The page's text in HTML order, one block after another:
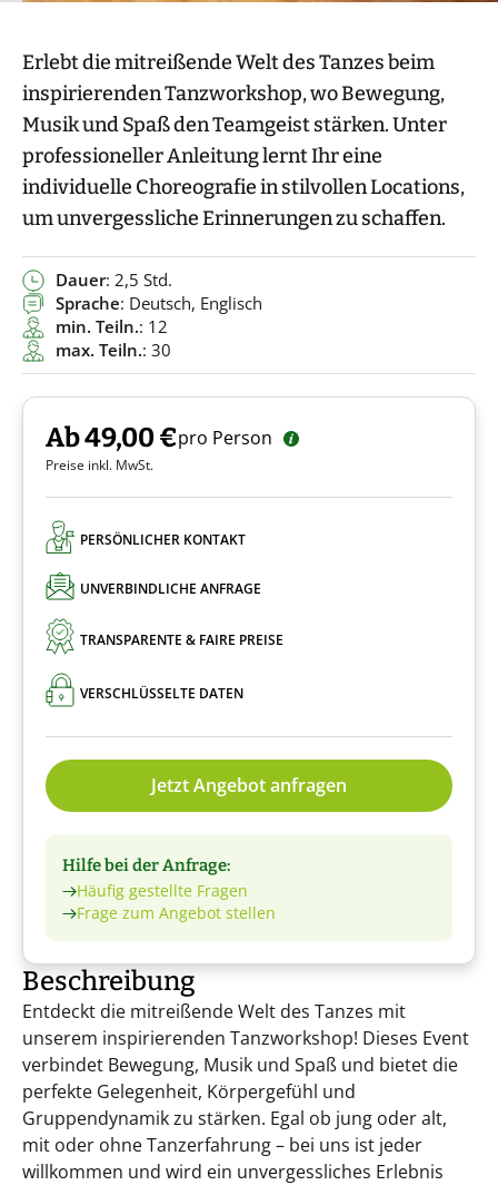
Erlebt die mitreißende Welt des Tanzes beim
inspirierenden Tanzworkshop, wo Bewegung,
Musik und Spaß den Teamgeist stärken. Unter
professioneller Anleitung lernt Ihr eine
individuelle Choreografie in stilvollen Locations,
um unvergessliche Erinnerungen zu schaffen.
Dauer: 2,5 Std.
Sprache: Deutsch, Englisch
min. Teiln.: 12
max. Teiln.: 30
Ab 49,00 €pro Person
Preise inkl. MwSt.
PERSÖNLICHER KONTAKT
UNVERBINDLICHE ANFRAGE
TRANSPARENTE & FAIRE PREISE
VERSCHLÜSSELTE DATEN
Jetzt Angebot anfragen
Hilfe bei der Anfrage:
Häufig gestellte Fragen
Frage zum Angebot stellen
Beschreibung
Entdeckt die mitreißende Welt des Tanzes mit
unserem inspirierenden Tanzworkshop! Dieses Event
verbindet Bewegung, Musik und Spaß und bietet die
perfekte Gelegenheit, Körpergefühl und
Gruppendynamik zu stärken. Egal ob jung oder alt,
mit oder ohne Tanzerfahrung – bei uns ist jeder
willkommen und wird ein unvergessliches Erlebnis